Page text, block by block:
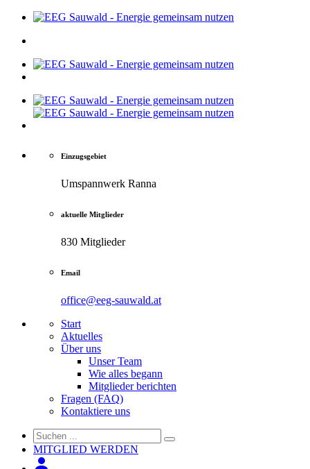
Einzugsgebiet
Umspannwerk Ranna
aktuelle Mitglieder
830 Mitglieder
Email
office@eeg-sauwald.at
Start
Aktuelles
Über uns
Unser Team
Wie alles begann
Mitglieder berichten
Fragen (FAQ)
Kontaktiere uns
MITGLIED WERDEN